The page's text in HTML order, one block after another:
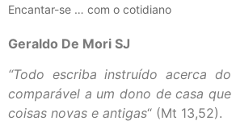
Encantar-se … com o cotidiano
Geraldo De Mori SJ
“Todo escriba instruído acerca
comparável a um dono de casa
coisas novas e antigas“ (Mt 13,52).